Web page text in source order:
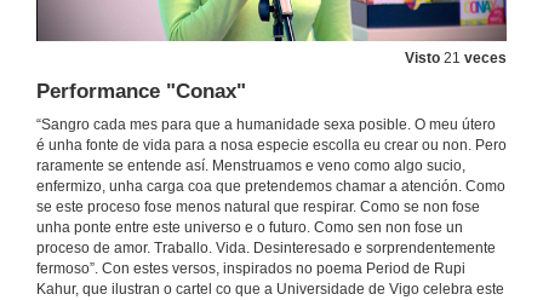
Visto 21 veces
Performance "Conax"
“Sangro cada mes para que a humanidade sexa posible. O meu útero
é unha fonte de vida para a nosa especie escolla eu crear ou non. Pero
raramente se entende así. Menstruamos e veno como algo sucio,
enfermizo, unha carga coa que pretendemos chamar a atención. Como
se este proceso fose menos natural que respirar. Como se non fose
unha ponte entre este universo e o futuro. Como sen non fose un
proceso de amor. Traballo. Vida. Desinteresado e sorprendentemente
fermoso”. Con estes versos, inspirados no poema Period de Rupi
Kahur, que ilustran o cartel co que a Universidade de Vigo celebra este